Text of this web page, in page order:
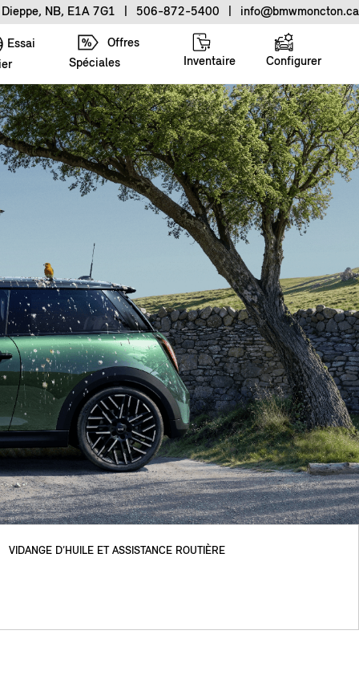
NB, E1A 7G1 506-872-5400 info@bmwmoncton.ca
Essai
Offres
Spéciales
Inventaire Configurer
VIDANGE D’HUILE ET ASSISTANCE ROUTIÈRE